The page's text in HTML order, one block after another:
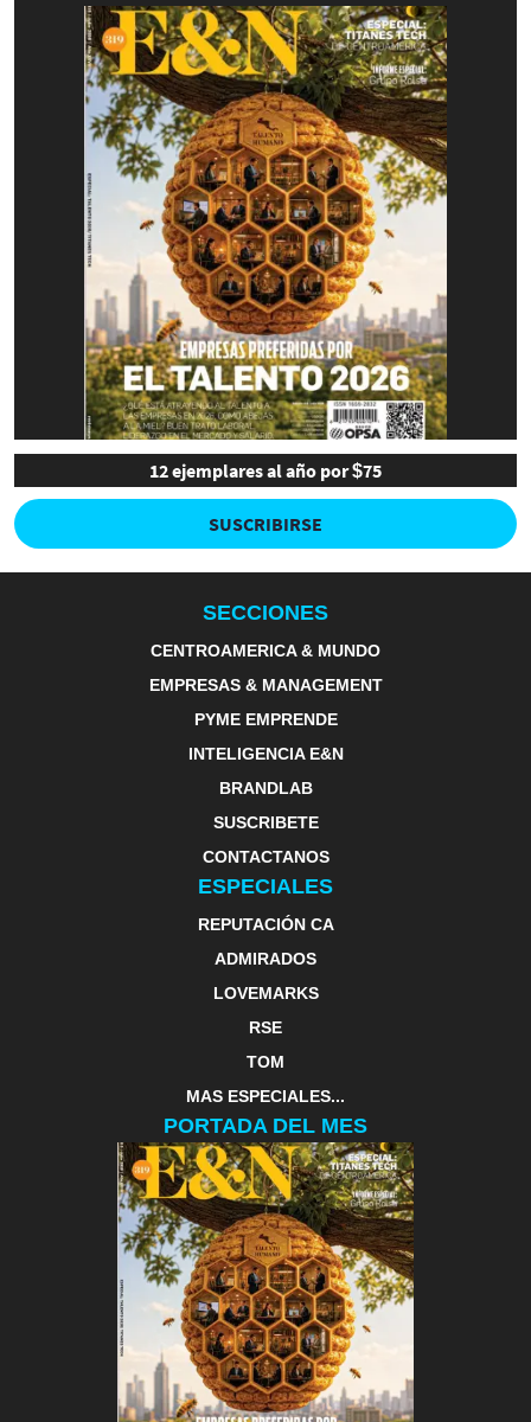
12 ejemplares al año por $75
SUSCRIBIRSE
SECCIONES
CENTROAMERICA & MUNDO
EMPRESAS & MANAGEMENT
PYME EMPRENDE
INTELIGENCIA E&N
BRANDLAB
SUSCRIBETE
CONTACTANOS
ESPECIALES
REPUTACIÓN CA
ADMIRADOS
LOVEMARKS
RSE
TOM
MAS ESPECIALES...
PORTADA DEL MES